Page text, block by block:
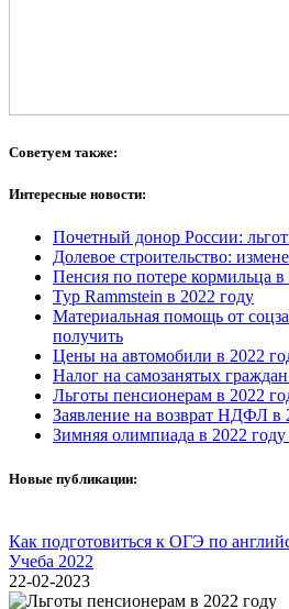
Советуем также:
Интересные новости:
Почетный донор России:
Долевое строительство:
Пенсия по потере кормильца в
Тур Rammstein в 2022 году
Материальная помощь от
получить
Цены на автомобили в 2022
Налог на самозанятых
Льготы пенсионерам в 2022
Заявление на возврат НДФЛ в
Зимняя олимпиада в 2022
Новые публикации:
Как подготовиться к ОГЭ по
Учеба 2022
22-02-2023